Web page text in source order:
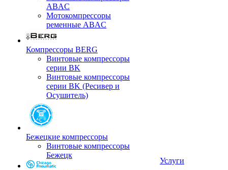
ABAC
Мотокомпрессоры
ременные ABAC
Компрессоры BERG
Винтовые компрессоры
серии BK
Винтовые компрессоры
серии BK (Ресивер и
Осушитель)
Бежецкие компрессоры
Винтовые компрессоры
Бежецк
Услуги